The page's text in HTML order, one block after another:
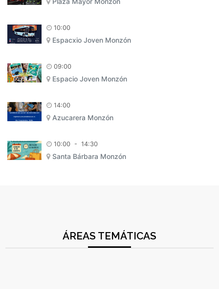
10:00
Espacxio Joven Monzón
09:00
Espacio Joven Monzón
14:00
Azucarera Monzón
10:00 - 14:30
Santa Bárbara Monzón
ÁREAS TEMÁTICAS